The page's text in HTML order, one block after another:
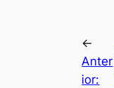
←
Anter
ior: